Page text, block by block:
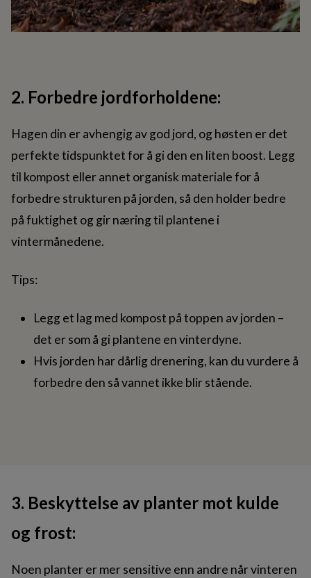
2. Forbedre jordforholdene:
Hagen din er avhengig av god jord, og høsten er det
perfekte tidspunktet for å gi den en liten boost. Legg
til kompost eller annet organisk materiale for å
forbedre strukturen på jorden, så den holder bedre
på fuktighet og gir næring til plantene i
vintermånedene.
Tips:
Legg et lag med kompost på toppen av jorden –
det er som å gi plantene en vinterdyne.
Hvis jorden har dårlig drenering, kan du vurdere å
forbedre den så vannet ikke blir stående.
3. Beskyttelse av planter mot kulde
og frost:
Noen planter er mer sensitive enn andre når vinteren